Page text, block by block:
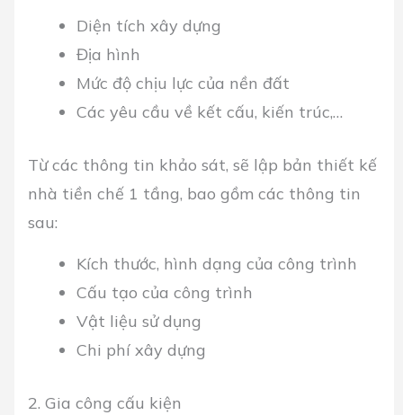
Diện tích xây dựng
Địa hình
Mức độ chịu lực của nền đất
Các yêu cầu về kết cấu, kiến trúc,…
Từ các thông tin khảo sát, sẽ lập bản thiết kế
nhà tiền chế 1 tầng, bao gồm các thông tin
sau:
Kích thước, hình dạng của công trình
Cấu tạo của công trình
Vật liệu sử dụng
Chi phí xây dựng
2. Gia công cấu kiện